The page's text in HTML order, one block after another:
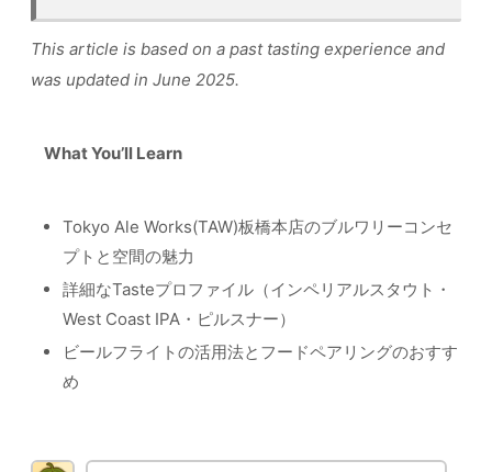
This article is based on a past tasting experience and
was updated in June 2025.
What You’ll Learn
Tokyo Ale Works(TAW)板橋本店のブルワリーコンセ
プトと空間の魅力
詳細なTasteプロファイル（インペリアルスタウト・
West Coast IPA・ピルスナー）
ビールフライトの活用法とフードペアリングのおすす
め